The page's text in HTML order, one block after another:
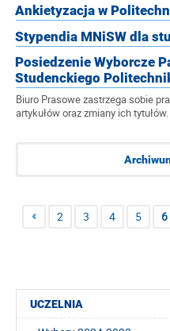
Ankietyzacja w
Stypendia MNiSW dla
Posiedzenie Wyborcze
Studenckiego
Biuro Prasowe zastrzega sobie
artykułów oraz zmiany ich tytułów.
2 3 4 5 6
UCZELNIA